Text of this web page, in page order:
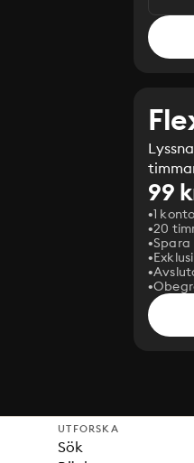
99
1 konto
20
Spara
UTFORSKA
Sök